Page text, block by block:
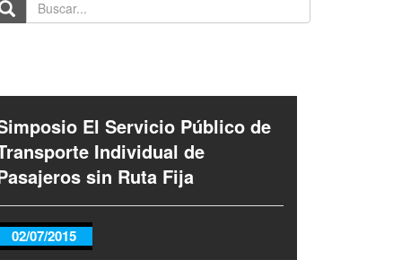
El Servicio Público de
Individual de
sin Ruta Fija
02/07/2015